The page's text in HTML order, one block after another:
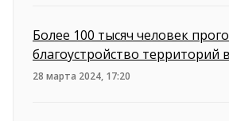
Более 100 тысяч человек
благоустройство территорий
28 марта 2024, 17:20